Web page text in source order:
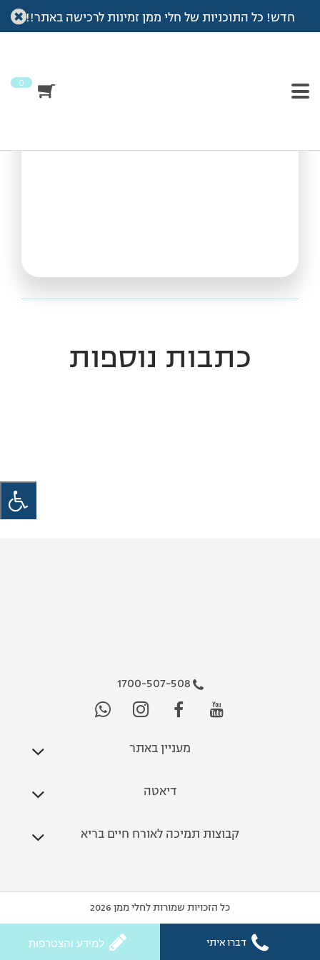
חדש! כל התוכניות של חלי ממן זמינות לרכישה באתר!!
0
עמוד הבית >
Vod
>אימון טאבטה עם
כתבות נוספות
1700-507-508
מעניין באתר
דיאטה
קבוצות תמיכה לאורח חיים בריא
כל הזכויות שמורות לחלי ממן 2026
דברו איתי למידע והצטרפות